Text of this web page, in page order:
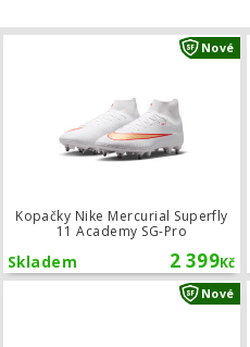
Kopačky Nike Mercurial Superfly
11 Academy SG-Pro
2 399Kč
Skladem
Nové
Nové